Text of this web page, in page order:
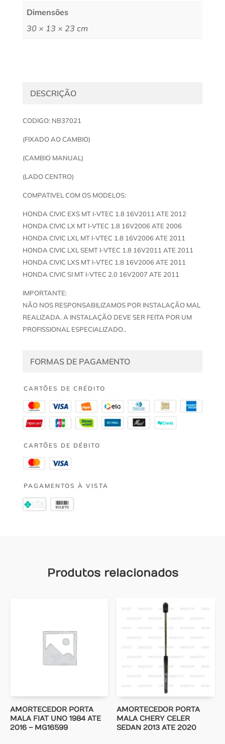
Dimensões
30 × 13 × 23 cm
DESCRIÇÃO
CODIGO: NB37021
(FIXADO AO CAMBIO)
(CAMBIO MANUAL)
(LADO CENTRO)
COMPATIVEL COM OS MODELOS:
HONDA CIVIC EXS MT I-VTEC 1.8 16V2011 ATE 2012
HONDA CIVIC LX MT I-VTEC 1.8 16V2006 ATE 2006
HONDA CIVIC LXL MT I-VTEC 1.8 16V2006 ATE 2011
HONDA CIVIC LXL SEMT I-VTEC 1.8 16V2011 ATE 2011
HONDA CIVIC LXS MT I-VTEC 1.8 16V2006 ATE 2011
HONDA CIVIC SI MT I-VTEC 2.0 16V2007 ATE 2011
IMPORTANTE:
NÃO NOS RESPONSABILIZAMOS POR INSTALAÇÃO MAL
REALIZADA. A INSTALAÇÃO DEVE SER FEITA POR UM
PROFISSIONAL ESPECIALIZADO..
FORMAS DE PAGAMENTO
CARTÕES DE CRÉDITO
CARTÕES DE DÉBITO
PAGAMENTOS À VISTA
Produtos relacionados
AMORTECEDOR PORTA
MALA FIAT UNO 1984 ATE
2016 – MG16599
AMORTECEDOR PORTA
MALA CHERY CELER
SEDAN 2013 ATE 2020